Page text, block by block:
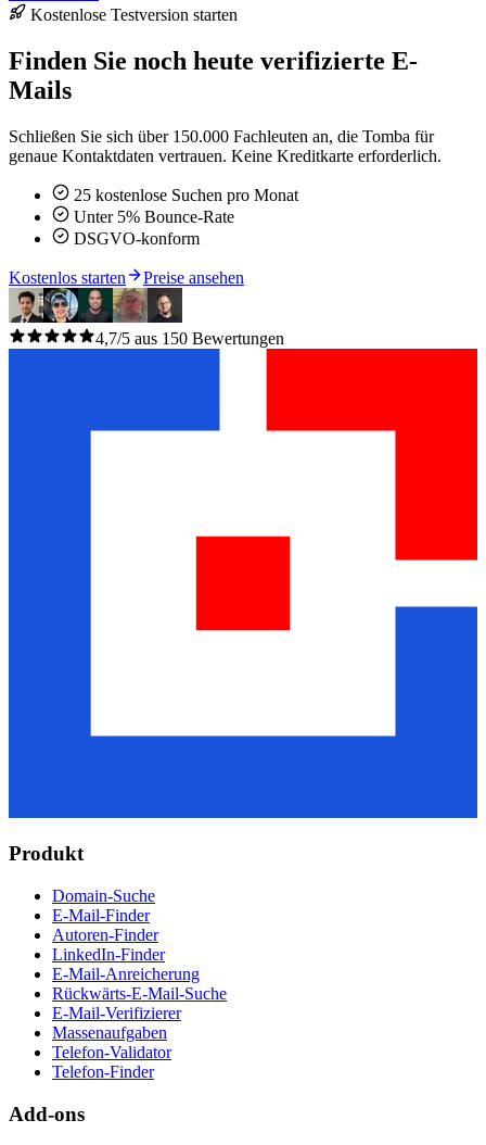
Kostenlose Testversion starten
Finden Sie noch heute verifizierte E-
Mails
Schließen Sie sich über 150.000 Fachleuten an, die Tomba für
genaue Kontaktdaten vertrauen. Keine Kreditkarte erforderlich.
25 kostenlose Suchen pro Monat
Unter 5% Bounce-Rate
DSGVO-konform
Kostenlos starten Preise ansehen
4,7/5 aus 150 Bewertungen
Produkt
Domain-Suche
E-Mail-Finder
Autoren-Finder
LinkedIn-Finder
E-Mail-Anreicherung
Rückwärts-E-Mail-Suche
E-Mail-Verifizierer
Massenaufgaben
Telefon-Validator
Telefon-Finder
Add-ons